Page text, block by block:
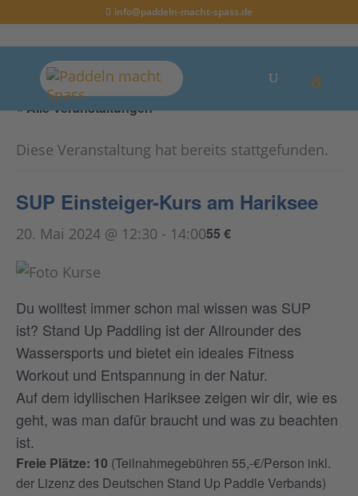
info@paddeln-macht-spass.de
« Alle Veranstaltungen
Diese Veranstaltung hat bereits stattgefunden.
SUP Einsteiger-Kurs am Hariksee
20. Mai 2024 @ 12:30 - 14:0055 €
Du wolltest immer schon mal wissen was SUP
ist? Stand Up Paddling ist der Allrounder des
Wassersports und bietet ein ideales Fitness
Workout und Entspannung in der Natur.
Auf dem idyllischen Hariksee zeigen wir dir, wie es
geht, was man dafür braucht und was zu beachten
ist.
Freie Plätze: 10 (Teilnahmegebühren 55,-€/Person inkl.
der Lizenz des Deutschen Stand Up Paddle Verbands)